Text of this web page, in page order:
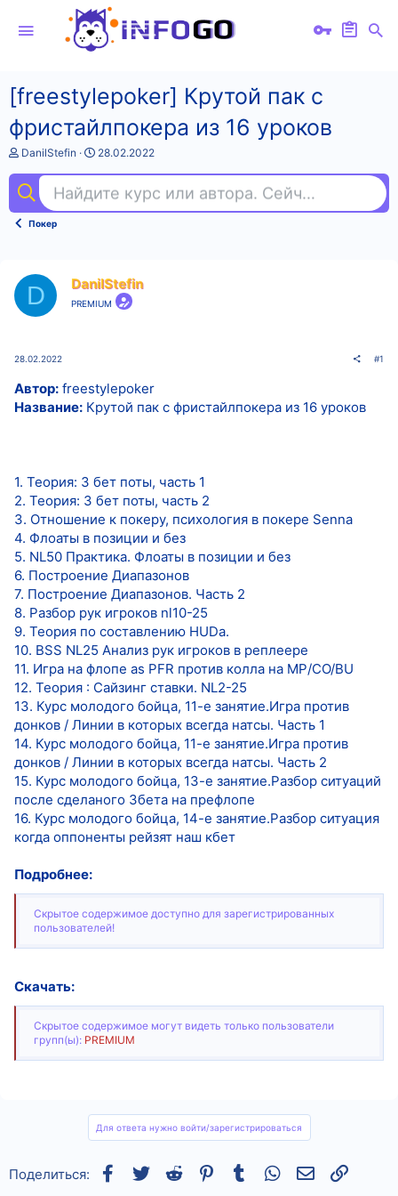
[freestylepoker] Крутой пак с
фристайлпокера из 16 уроков
А
т
о
т
DanilStefin
Д
а
н
а
28.02.2022
Найдите курс или автора. Сейчас ищут
Покер
D DanilStefin
PREMIUM
28.02.2022 #1
Автор: freestylepoker
Название: Крутой пак с фристайлпокера из 16 уроков
1. Теория: 3 бет поты, часть 1
2. Теория: 3 бет поты, часть 2
3. Отношение к покеру, психология в покере Senna
4. Флоаты в позиции и без
5. NL50 Практика. Флоаты в позиции и без
6. Построение Диапазонов
7. Построение Диапазонов. Часть 2
8. Разбор рук игроков nl10-25
9. Теория по составлению HUDa.
10. BSS NL25 Анализ рук игроков в реплеере
11. Игра на флопе as PFR против колла на MP/CO/BU
12. Теория : Сайзинг ставки. NL2-25
13. Курс молодого бойца, 11-е занятие.Игра против
донков / Линии в которых всегда натсы. Часть 1
14. Курс молодого бойца, 11-е занятие.Игра против
донков / Линии в которых всегда натсы. Часть 2
15. Курс молодого бойца, 13-е занятие.Разбор ситуаций
после сделаного 3бета на префлопе
16. Курс молодого бойца, 14-е занятие.Разбор ситуация
когда оппоненты рейзят наш кбет
Подробнее:
Скрытое содержимое доступно для зарегистрированных
пользователей!
Скачать:
Скрытое содержимое могут видеть только пользователи
групп(ы): PREMIUM
Для ответа нужно войти/зарегистрироваться
Поделиться: Facebook
TwitterReddit Pinterest
Tumblr WhatsAppСсылка